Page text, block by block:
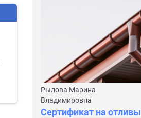
Рылова Марина
Владимировна
Сертификат на отливы